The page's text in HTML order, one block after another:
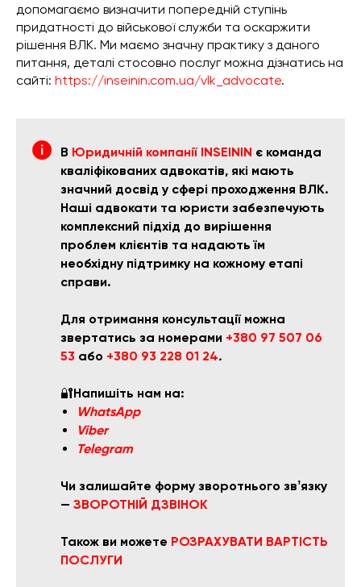
допомагаємо визначити попередній ступінь
придатності до військової служби та оскаржити
рішення ВЛК. Ми маємо значну практику з даного
питання, деталі стосовно послуг можна дізнатись на
сайті: https://inseinin.com.ua/vlk_advocate.
В Юридичній компанії INSEININ є команда
кваліфікованих адвокатів, які мають
значний досвід у сфері проходження ВЛК.
Наші адвокати та юристи забезпечують
комплексний підхід до вирішення
проблем клієнтів та надають їм
необхідну підтримку на кожному етапі
справи.
Для отримання консультації можна
звертатись за номерами +380 97 507 06
53 або +380 93 228 01 24.
🔐Напишіть нам на:
WhatsApp
Viber
Telegram
Чи залишайте форму зворотнього звʼязку
— ЗВОРОТНІЙ ДЗВІНОК
Також ви можете РОЗРАХУВАТИ ВАРТІСТЬ
ПОСЛУГИ